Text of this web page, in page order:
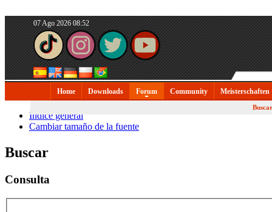
07 Ago 2026 08:52
Home Downloads Forum Community Meisterschaften
Buscar
Índice general
Cambiar tamaño de la fuente
Buscar
Consulta